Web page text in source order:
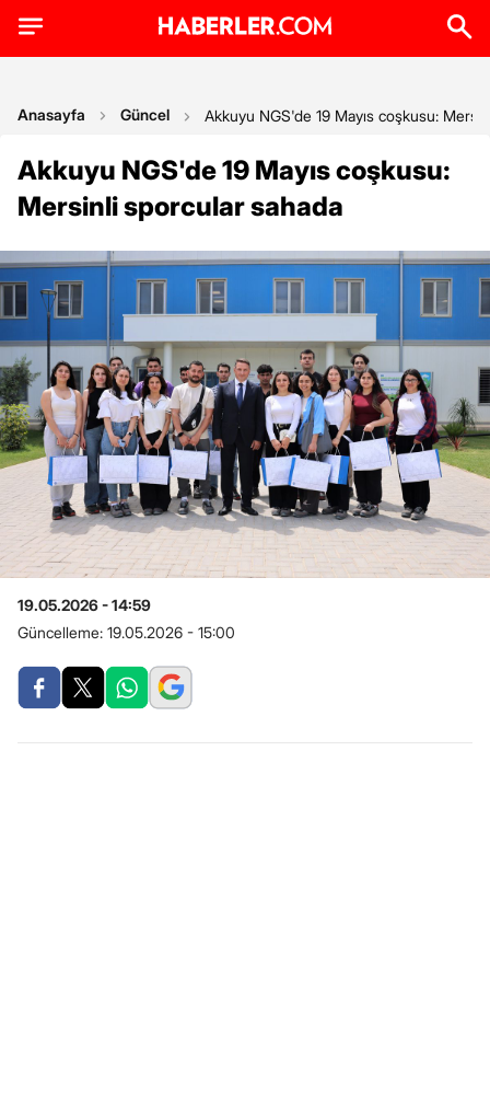
Anasayfa Güncel Akkuyu NGS'de 19 Mayıs coşkusu:
Akkuyu NGS'de 19 Mayıs coşkusu:
Mersinli sporcular sahada
19.05.2026 - 14:59
Güncelleme: 19.05.2026 - 15:00